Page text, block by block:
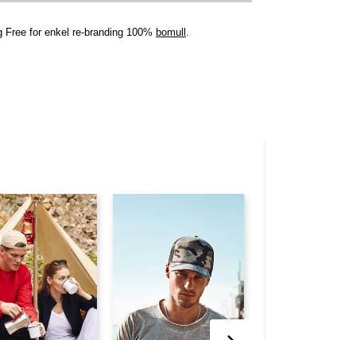
for enkel re-branding 100% bomull